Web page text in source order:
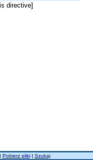
directive]
Pobierz pliki| Szukaj